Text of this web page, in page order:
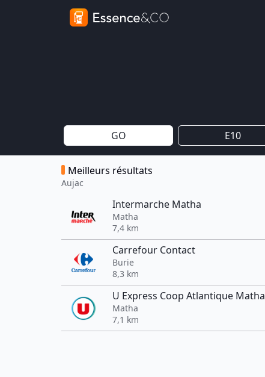
GO E10
Meilleurs résultats
Aujac
Intermarche Matha
Matha
7,4 km
Carrefour Contact
Burie
8,3 km
U Express Coop Atlantique Matha
Matha
7,1 km